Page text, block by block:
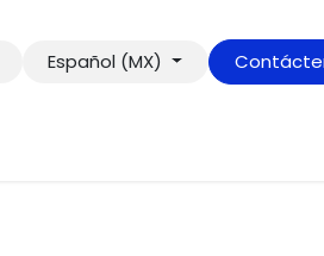
Español (MX)